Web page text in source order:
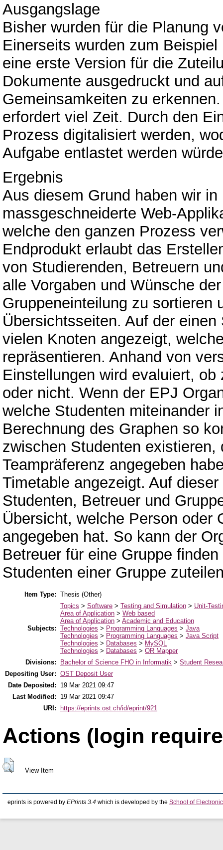
Ausgangslage
Bisher wurden für die Planung
Einerseits wurden zum
eine erste Version für die
Dokumente ausgedruckt und
Gemeinsamkeiten zu
erfordert viel Zeit. Durch den
Prozess digitalisiert werden,
Aufgabe entlastet werden
Ergebnis
Aus diesem Grund haben wir
massgeschneiderte Web-
welche den ganzen Prozess
Endprodukt erlaubt das
von Studierenden, Betreuern
alle Vorgaben und Wünsche
Gruppeneinteilung zu sortieren
Übersichtsseiten. Auf der
vielen Knoten angezeigt,
repräsentieren. Anhand von
Einstellungen wird evaluiert,
oder nicht. Wenn der EPJ
welche Studenten miteinander
Berechnung des Graphen so
zwischen Studenten
Teampräferenz angegeben
Timetable angezeigt. Auf
Studenten, Betreuer und
Übersicht, welche Person oder
angegeben hat. So kann der
Betreuer für eine Gruppe
Studenten einer Gruppe
Item Type: Thesis (Other)
Subjects:
Topics > Software > Testing and Simulation > Unit-
Area of Application > Web based
Area of Application > Academic and Education
Technologies > Programming Languages > Java
Technologies > Programming Languages > Java Script
Technologies > Databases > MySQL
Technologies > Databases > OR Mapper
Divisions:
Bachelor of Science FHO in Informatik > Student
Depositing User: OST Deposit User
Date Deposited:
19 Mar 2021 09:47
Last Modified:
19 Mar 2021 09:47
URI:
https://eprints.ost.ch/id/eprint/921
Actions (login
View Item
eprints is powered by EPrints 3.4 which is developed by the School of